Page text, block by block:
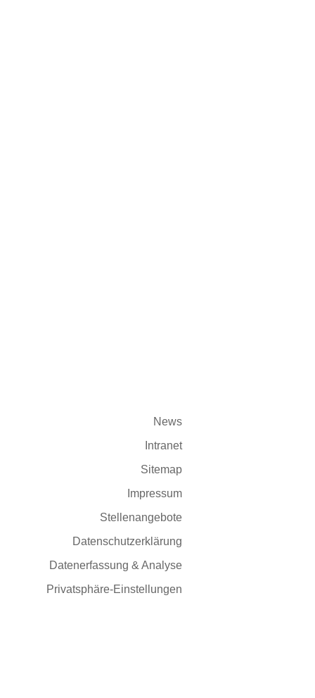
News
Intranet
Sitemap
Impressum
Stellenangebote
Datenschutzerklärung
Datenerfassung & Analyse
Privatsphäre-Einstellungen